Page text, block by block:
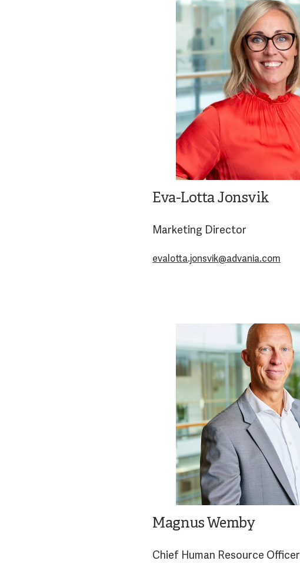
Eva-Lotta Jonsvik
Marketing Director
evalotta.jonsvik@advania.com
Magnus Wemby
Chief Human Resource Officer